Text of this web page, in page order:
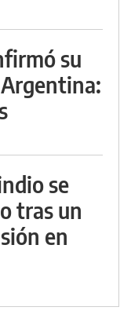
su
se
tras un
en